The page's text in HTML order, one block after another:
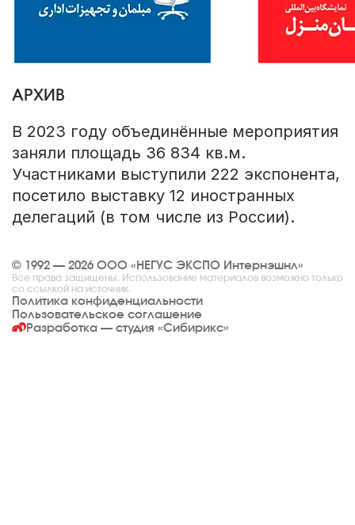
АРХИВ
В 2023 году объединённые мероприятия
заняли площадь 36 834 кв.м.
Участниками выступили 222 экспонента,
посетило выставку 12 иностранных
делегаций (в том числе из России).
© 1992 — 2026 ООО «НЕГУС ЭКСПО Интернэшнл»
Все права защищены. Использование материалов возможно только
со ссылкой на источник.
Политика конфиденциальности
Пользовательское соглашение
Разработка — студия «Сибирикс»